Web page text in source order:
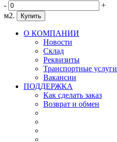
-
+
м2.
Купить
О КОМПАНИИ
Новости
Склад
Реквизиты
Транспортные услуги
Вакансии
ПОДДЕРЖКА
Как сделать заказ
Возврат и обмен